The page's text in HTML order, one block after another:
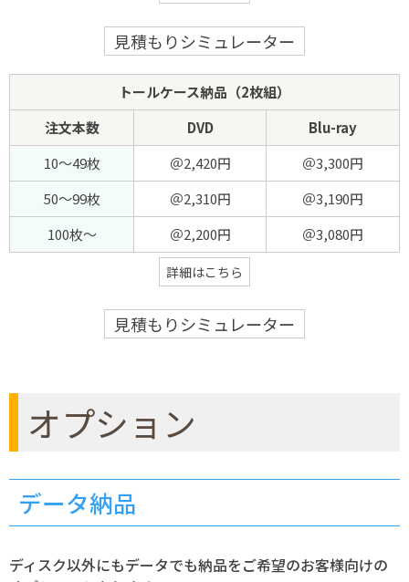
見積もりシミュレーター
トールケース納品（2枚組）
注文本数
DVD
Blu-ray
10～49枚
＠2,420円
＠3,300円
50～99枚
＠2,310円
＠3,190円
100枚～
＠2,200円 ＠3,080円
詳細はこちら
見積もりシミュレーター
オプション
データ納品
ディスク以外にもデータでも納品をご希望のお客様向けの